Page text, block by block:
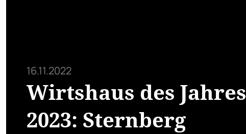
16.11.2022
Wirtshaus des Jahres
2023: Sternberg